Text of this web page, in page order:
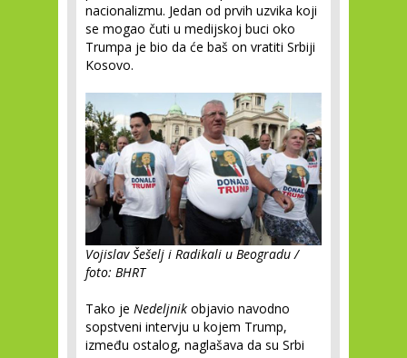
nacionalizmu. Jedan od prvih uzvika koji
se mogao čuti u medijskoj buci oko
Trumpa je bio da će baš on vratiti Srbiji
Kosovo.
Vojislav Šešelj i Radikali u Beogradu /
foto: BHRT
Tako je Nedeljnik objavio navodno
sopstveni intervju u kojem Trump,
između ostalog, naglašava da su Srbi